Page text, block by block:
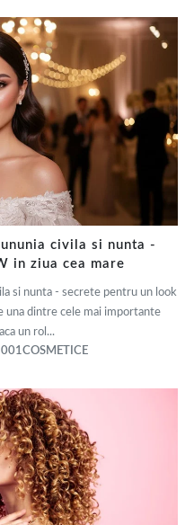
civila si nunta -
in ziua cea mare
si nunta - secrete pentru un look
una dintre cele mai importante
un rol...